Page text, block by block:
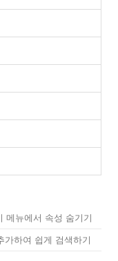
의 바로 가기 메뉴에서